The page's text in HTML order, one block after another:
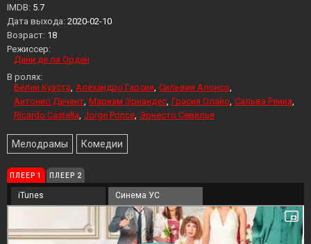
IMDB: 5.7
Дата выхода: 2020-02-10
Возраст: 18
Режиссер:
Дани де ла Орден
В ролях:
Белен Куэста Алехандро Гарсия Сильвия Алонсо
Антонио Дечент Мариам Эрнандес Грасия Олайо Сальва Реина
Ricardo Castella Jorge Ponce Эрнесто Севилья
Мелодрамы Комедии
ПЛЕЕР 1 ПЛЕЕР 2
iTunes Синема УС